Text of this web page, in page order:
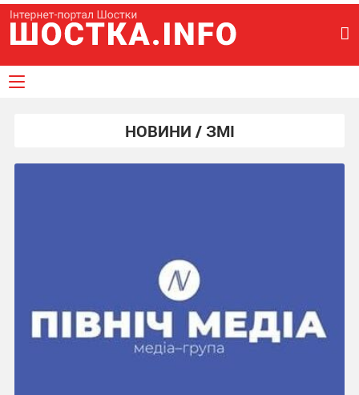
НОВИНИ / ЗМІ